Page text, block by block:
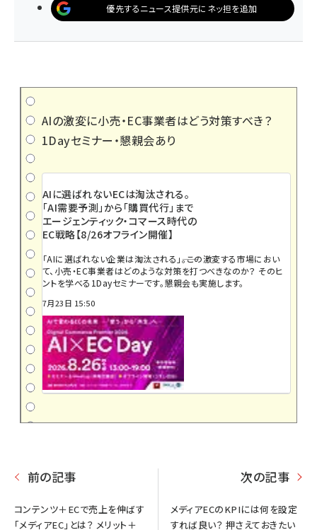
優先するニュース提供元にネッ担を追加
AIの激変に小売・EC事業者はどう対策すべき？
1Dayセミナー・懇親会あり
AIに選ばれないECは淘汰される。
「AI需要予測」から「購買代行」まで
エージェンティック・コマース時代の
EC戦略【8/26オフライン開催】
「AIに選ばれない企業は淘汰される」――。この激変する市場におい
て、小売・EC事業者はどのような対策を打つべきなのか？ そのヒ
ントを学べる1Dayセミナーです。懇親会も実施します。
7月23日 15:50
前の記事
コンテンツ＋ECで売上を伸ばす
「メディアEC」とは？ メリット＋
次の記事
メディアECのKPIには何を設定
すれば良い？ 押さえておきたい